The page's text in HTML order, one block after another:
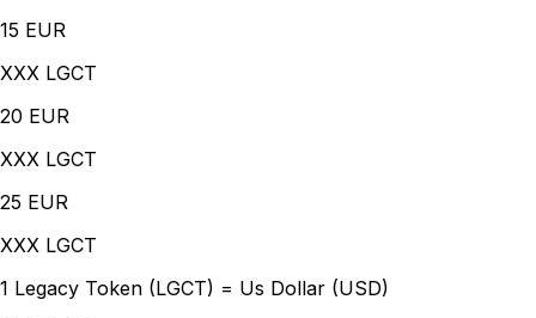
15 EUR
XXX LGCT
20 EUR
XXX LGCT
25 EUR
XXX LGCT
1 Legacy Token (LGCT) = Us Dollar (USD)